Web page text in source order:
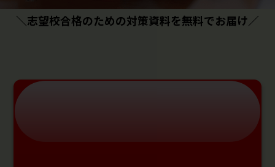
＼志望校合格のための対策資料を無料でお届け／